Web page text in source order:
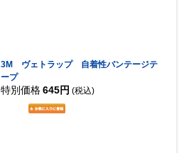
3M ヴェトラップ 自着性バンテージテ
ープ
特別価格 645円 (税込)